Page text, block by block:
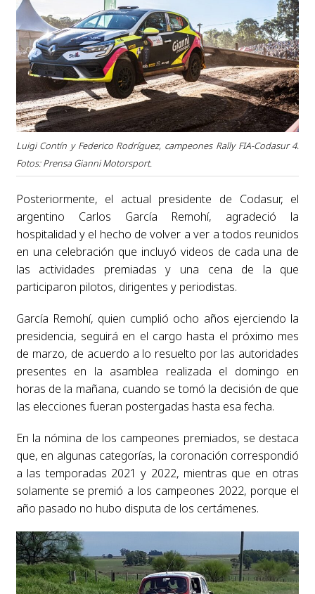
Luigi Contín y Federico Rodríguez, campeones Rally FIA-Codasur 4.
Fotos: Prensa Gianni Motorsport.
Posteriormente, el actual presidente de Codasur, el
argentino Carlos García Remohí, agradeció la
hospitalidad y el hecho de volver a ver a todos reunidos
en una celebración que incluyó videos de cada una de
las actividades premiadas y una cena de la que
participaron pilotos, dirigentes y periodistas.
García Remohí, quien cumplió ocho años ejerciendo la
presidencia, seguirá en el cargo hasta el próximo mes
de marzo, de acuerdo a lo resuelto por las autoridades
presentes en la asamblea realizada el domingo en
horas de la mañana, cuando se tomó la decisión de que
las elecciones fueran postergadas hasta esa fecha.
En la nómina de los campeones premiados, se destaca
que, en algunas categorías, la coronación correspondió
a las temporadas 2021 y 2022, mientras que en otras
solamente se premió a los campeones 2022, porque el
año pasado no hubo disputa de los certámenes.